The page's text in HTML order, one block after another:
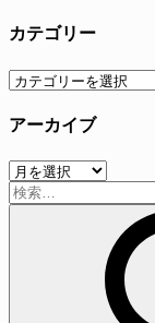
カテゴリー
カ
ゴ
ー
アーカイブ
ア
ー
検
索: